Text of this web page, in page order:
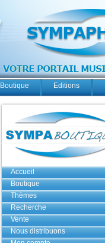
Boutique Editions
Accueil
Boutique
Thèmes
Recherche
Vente
Nous distribuons